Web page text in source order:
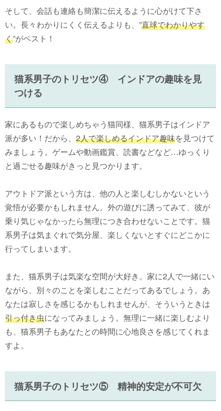
そして、会話も連絡も簡潔に伝えるように心がけて下さ
い。長々わかりにくく伝えるよりも、”直球でわかりやす
く”がベスト！
猫系男子のトリセツ④ インドアの趣味を見
つける
家にあるもので楽しめちゃう猫同様、猫系男子はインドア
派が多い！だから、 2人で楽しめるインドア趣味を見つけて
みましょう。ゲームや動画鑑賞、読書などなど…ゆっくり
と過ごせる趣味がきっと見つかります。
アウトドア派という方は、他の人と楽しむしかないという
覚悟が必要かもしれません。外の遊びに誘ってみて、彼が
乗り気じゃなかったら無理につき合わせないことです。猫
系男子は気まぐれで気分屋、楽しくないとすぐにどこかに
行ってしまいます。
また、猫系男子は気楽な空間が大好き。家に2人で一緒にい
ながら、別々のことを楽しむことだってあるでしょう。あ
なたは寂しさを感じるかもしれませんが、そういうときは
引っ付き虫になってみましょう。無理に一緒に楽しむより
も、猫系男子もあなたとの時間に心地良さを感じてくれま
すよ。
猫系男子のトリセツ⑤ 精神的安定が不可欠